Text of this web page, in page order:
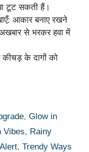
टूट सकती हैं।
आकार बनाए रखने
से भरकर हवा में
के दागों को
,Glow in
Vibes, Rainy
, Trendy Ways